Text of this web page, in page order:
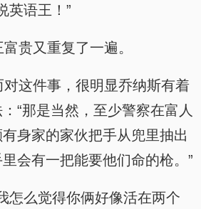
英语王！”
贵又重复了一遍。
这件事，很明显乔纳斯有着
“那是当然，至少警察在富人
身家的家伙把手从兜里抽出
会有一把能要他们命的枪。”
怎么觉得你俩好像活在两个